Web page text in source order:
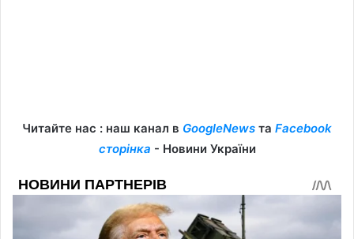
Читайте нас : наш канал в GoogleNews та Facebook
сторінка - Новини України